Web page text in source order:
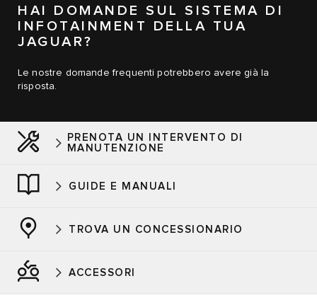
HAI DOMANDE SUL SISTEMA DI
INFOTAINMENT DELLA TUA
JAGUAR?
Le nostre domande frequenti potrebbero avere già la
risposta.
PRENOTA UN INTERVENTO DI
MANUTENZIONE
GUIDE E MANUALI
TROVA UN CONCESSIONARIO
ACCESSORI